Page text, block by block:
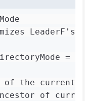
LeaderF's
=
of the current
of